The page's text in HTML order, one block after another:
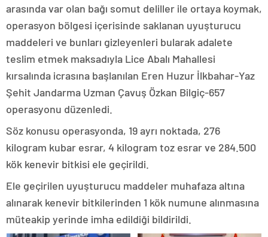
arasında var olan bağı somut deliller ile ortaya koymak,
operasyon bölgesi içerisinde saklanan uyuşturucu
maddeleri ve bunları gizleyenleri bularak adalete
teslim etmek maksadıyla Lice Abalı Mahallesi
kırsalında icrasına başlanılan Eren Huzur İlkbahar-Yaz
Şehit Jandarma Uzman Çavuş Özkan Bilgiç-657
operasyonu düzenledi.
Söz konusu operasyonda, 19 ayrı noktada, 276
kilogram kubar esrar, 4 kilogram toz esrar ve 284.500
kök kenevir bitkisi ele geçirildi.
Ele geçirilen uyuşturucu maddeler muhafaza altına
alınarak kenevir bitkilerinden 1 kök numune alınmasına
müteakip yerinde imha edildiği bildirildi.